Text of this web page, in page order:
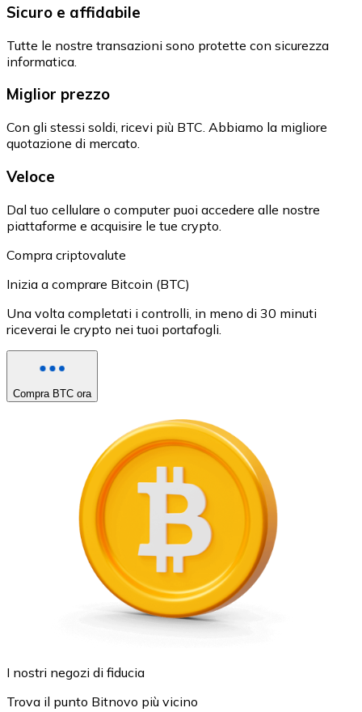
Sicuro e affidabile
Tutte le nostre transazioni sono protette con sicurezza
informatica.
Miglior prezzo
Con gli stessi soldi, ricevi più BTC. Abbiamo la migliore
quotazione di mercato.
Veloce
Dal tuo cellulare o computer puoi accedere alle nostre
piattaforme e acquisire le tue crypto.
Compra criptovalute
Inizia a comprare Bitcoin (BTC)
Una volta completati i controlli, in meno di 30 minuti
riceverai le crypto nei tuoi portafogli.
Compra BTC ora
I nostri negozi di fiducia
Trova il punto Bitnovo più vicino